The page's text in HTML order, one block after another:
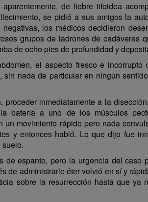
de fiebre tifoidea
se pidió a sus amigos la
los médicos decidieron
grupos de ladrones de cadáveres
de ocho pies de profundidad y
el aspecto fresco e
nada de particular en ningún
inmediatamente a la
batería a uno de los músculos
un movimiento rápido pero nada
y entonces habló. Lo que dijo fue
suelo.
de espanto, pero la urgencia del
de administrarle éter volvió en sí y
sobre la resurrección hasta que